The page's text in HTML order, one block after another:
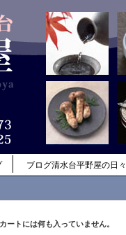
ブログ清水台平野屋の日々
カートには何も入っていません。